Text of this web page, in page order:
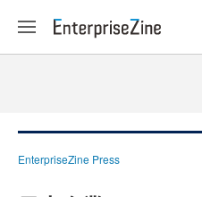
EnterpriseZine Press